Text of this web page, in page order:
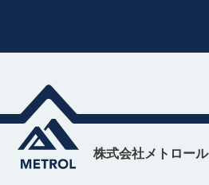
株式会社メトロール